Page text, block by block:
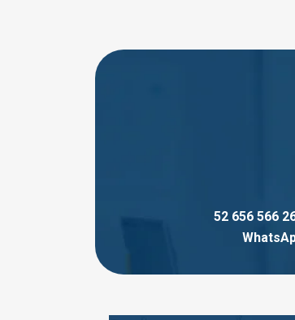
52 656 566